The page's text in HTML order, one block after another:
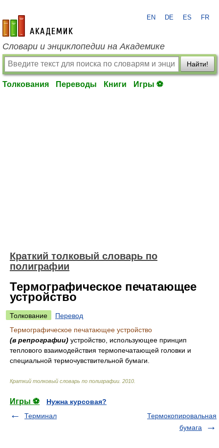
academic.ru
EN DE ES FR
Словари и энциклопедии на Академике
Найти!
Толкования Переводы Книги Игры ⚽
Краткий толковый словарь по
полиграфии
Термографическое печатающее
устройство
Толкование
Перевод
Термографическое печатающее устройство
(в репрографии) устройство, использующее принцип
теплового взаимодействия термопечатающей головки и
специальной термочувствительной бумаги.
Краткий толковый словарь по полиграфии 2010
Игры ⚽
Нужна курсовая?
Терминал
Термокопировальная
бумага